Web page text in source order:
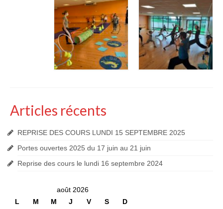
Articles récents
REPRISE DES COURS LUNDI 15 SEPTEMBRE 2025
Portes ouvertes 2025 du 17 juin au 21 juin
Reprise des cours le lundi 16 septembre 2024
août 2026
L
M M J V S D